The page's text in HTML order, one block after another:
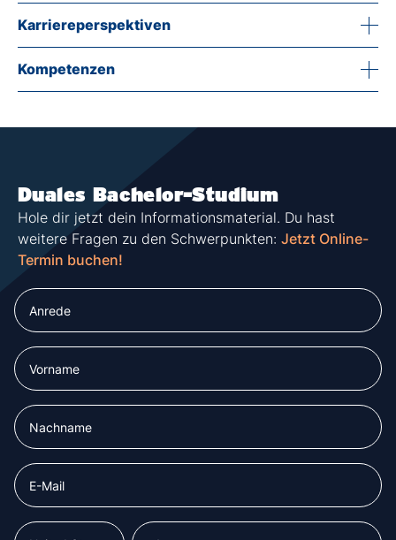
Karriereperspektiven
Kompetenzen
Duales Bachelor-Studium
Hole dir jetzt dein Informationsmaterial. Du hast
weitere Fragen zu den Schwerpunkten: Jetzt Online-
Termin buchen!